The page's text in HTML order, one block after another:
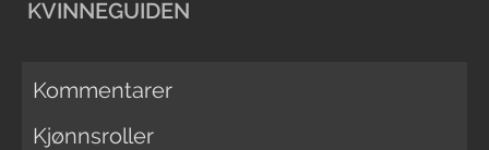
KVINNEGUIDEN
Kommentarer
Kjønnsroller